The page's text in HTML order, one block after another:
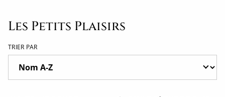
Les Petits Plaisirs
TRIER PAR